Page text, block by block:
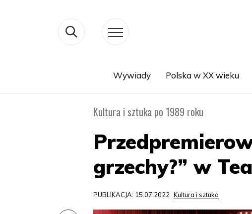
Wywiady Polska w XX wieku
Kultura i sztuka po 1989 roku
grzechy?” w
PUBLIKACJA: 15.07.2022 Kultura i sztuka